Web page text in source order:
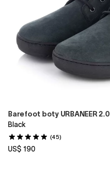
Barefoot boty URBANEER 2.0
Black
(45)
US$ 190